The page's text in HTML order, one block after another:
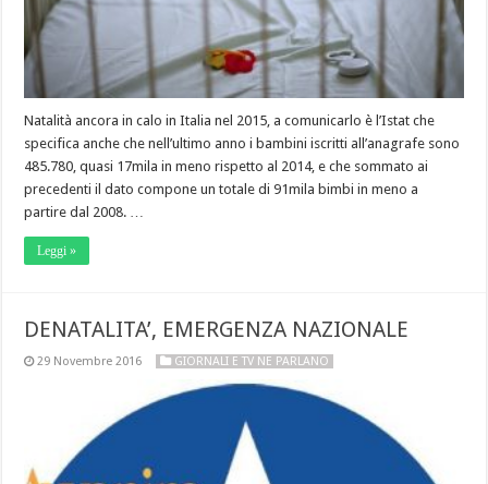
Natalità ancora in calo in Italia nel 2015, a comunicarlo è l’Istat che
specifica anche che nell’ultimo anno i bambini iscritti all’anagrafe sono
485.780, quasi 17mila in meno rispetto al 2014, e che sommato ai
precedenti il dato compone un totale di 91mila bimbi in meno a
partire dal 2008. …
Leggi »
DENATALITA’, EMERGENZA NAZIONALE
29 Novembre 2016 GIORNALI E TV NE PARLANO